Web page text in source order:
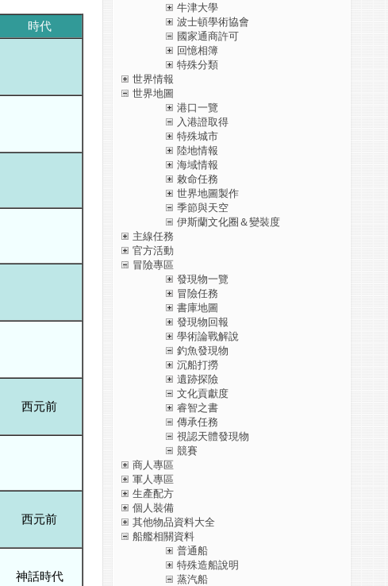
時代
西元前
西元前
神話時代
牛津大學
波士頓學術協會
國家通商許可
回憶相簿
特殊分類
世界情報
世界地圖
港口一覽
入港證取得
特殊城市
陸地情報
海域情報
敕命任務
世界地圖製作
季節與天空
伊斯蘭文化圈＆變裝度
主線任務
官方活動
冒險專區
發現物一覽
冒險任務
書庫地圖
發現物回報
學術論戰解說
釣魚發現物
沉船打撈
遺跡探險
文化貢獻度
睿智之書
傳承任務
視認天體發現物
競賽
商人專區
軍人專區
生產配方
個人裝備
其他物品資料大全
船艦相關資料
普通船
特殊造船說明
蒸汽船